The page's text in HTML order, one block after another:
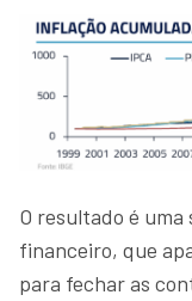
O resultado é
financeiro, que
para fechar as